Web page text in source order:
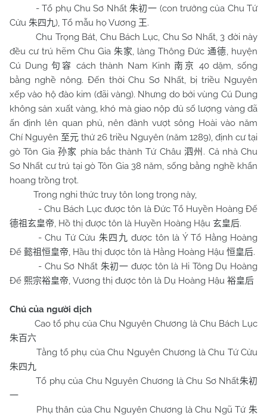
- Tổ phụ Chu Sơ Nhất 朱初一 (con trưởng của Chu Tứ
Cửu 朱四九), Tổ mẫu họ Vương 王.
Chu Trọng Bát, Chu Bách Lục, Chu Sơ Nhất, 3 đời này
đều cư trú hẽm Chu Gia 朱家, làng Thông Đức通德, huyện
Cú Dung 句容 cách thành Nam Kinh 南京
40 dặm, sống
bằng nghề nông. Đến thời Chu Sơ Nhất, bị triều Nguyên
xếp vào hộ đào kim (đãi vàng). Nhưng do bởi vùng Cú Dung
không sản xuất vàng, khó mà giao nộp đủ số lượng vàng đã
ấn định lên quan phủ, nên đành vượt sông Hoài vào năm
Chí Nguyên 至元 thứ 26 triều Nguyên (năm 1289), định cư tại
gò Tôn Gia 孙家 phía bắc thành Tứ Châu 泗州 . Cả nhà Chu
Sơ Nhất cư trú tại gò Tôn Gia 38 năm, sống bằng nghề khẩn
hoang trồng trọt.
Trong nghi thức truy tôn long trọng này,
- Chu Bách Lục được tôn là Đức Tổ Huyền Hoàng Đế
德祖玄皇帝, Hồ thị được tôn là Huyền Hoàng Hậu 玄皇后.
- Chu Tứ Cửu 朱四九 được tôn là Ý Tổ Hằng Hoàng
Đế 懿祖恒皇帝, Hầu thị được tôn là Hằng Hoàng Hậu 恒皇后.
- Chu Sơ Nhất 朱初一 được tôn là Hi Tông Dụ Hoàng
Đế 熙宗裕皇帝, Vương thị được tôn là Dụ Hoàng Hậu 裕皇后
Chú của người dịch
Cao tổ phụ của Chu Nguyên Chương là Chu Bách Lục
朱百六
Tằng tổ phụ của Chu Nguyên Chương là Chu Tứ Cửu
朱四九
Tổ phụ của Chu Nguyên Chương là Chu Sơ Nhất朱初
一
Phụ thân của Chu Nguyên Chương là Chu Ngũ Tứ 朱